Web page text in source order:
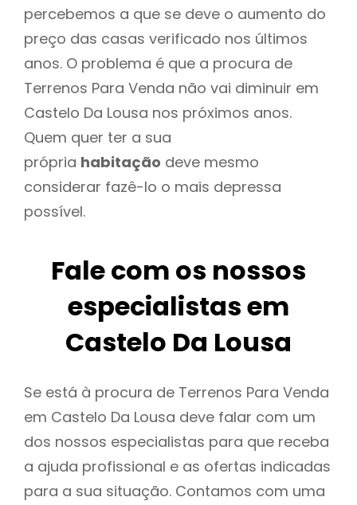
percebemos a que se deve o aumento do
preço das casas verificado nos últimos
anos. O problema é que a procura de
Terrenos Para Venda não vai diminuir em
Castelo Da Lousa nos próximos anos.
Quem quer ter a sua
própria habitação deve mesmo
considerar fazê-lo o mais depressa
possível.
Fale com os nossos
especialistas em
Castelo Da Lousa
Se está à procura de Terrenos Para Venda
em Castelo Da Lousa deve falar com um
dos nossos especialistas para que receba
a ajuda profissional e as ofertas indicadas
para a sua situação. Contamos com uma